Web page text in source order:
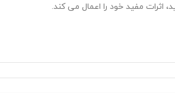
مفید خود را اعمال می کند.